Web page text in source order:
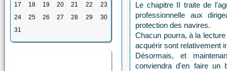
17
18 19 20 21 22
23
24
25 26 27 28 29
30
31
Le chapitre II traite de
professionnelle aux
protection des navires.
Chacun pourra, à la
acquérir sont relativement
Désormais, et
conviendra d'en faire un